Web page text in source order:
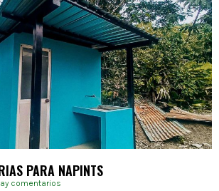
PARA NAPINTS
comentarios